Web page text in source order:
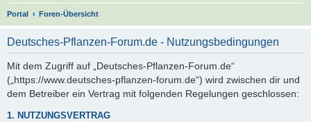
Portal Foren-Übersicht
Deutsches-Pflanzen-Forum.de - Nutzungsbedingungen
Mit dem Zugriff auf „Deutsches-Pflanzen-Forum.de“
(„https://www.deutsches-pflanzen-forum.de“) wird zwischen dir und
dem Betreiber ein Vertrag mit folgenden Regelungen geschlossen:
1. NUTZUNGSVERTRAG